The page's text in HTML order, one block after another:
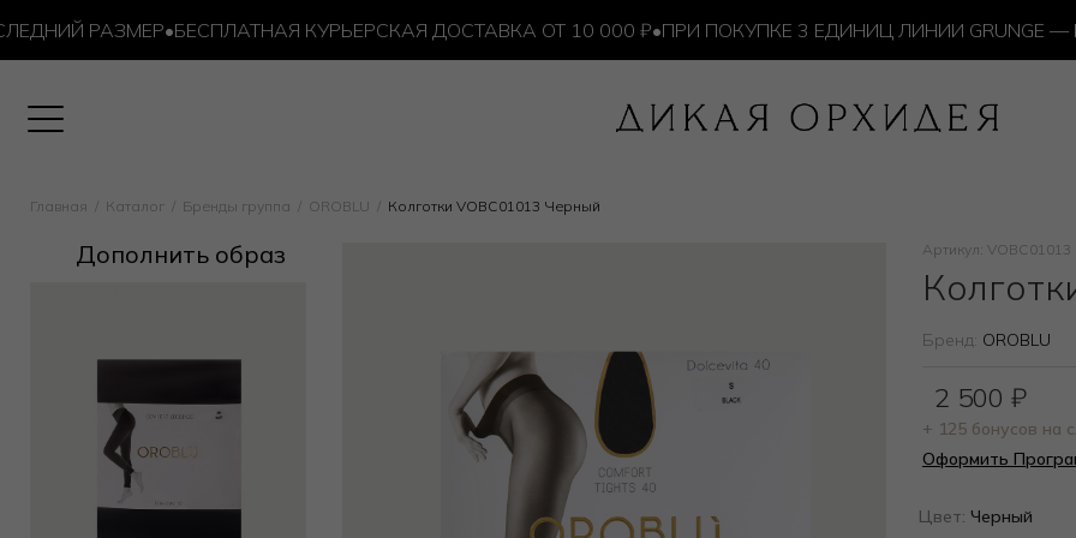
РАЗМЕР•БЕСПЛАТНАЯ КУРЬЕРСКАЯ ДОСТАВКА ОТ 10 000 ₽•ПРИ ПОКУПКЕ 3 ЕДИНИЦ ЛИНИИ GRUNGE —
Главная Каталог Бренды группа OROBLU Колготки VOBC01013 Черный
Дополнить образ Артикул: VOBC01013
Бренд: OROBLU
2 500 ₽
+ 125 бонусов на
Оформить
Цвет: Черный